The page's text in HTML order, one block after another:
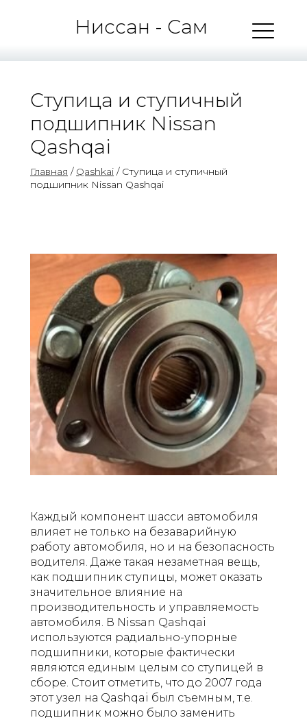
Ниссан - Сам
Ступица и ступичный
подшипник Nissan
Qashqai
Главная / Qashkai / Ступица и ступичный
подшипник Nissan Qashqai
Каждый компонент шасси автомобиля
влияет не только на безаварийную
работу автомобиля, но и на безопасность
водителя. Даже такая незаметная вещь,
как подшипник ступицы, может оказать
значительное влияние на
производительность и управляемость
автомобиля. В Nissan Qashqai
используются радиально-упорные
подшипники, которые фактически
являются единым целым со ступицей в
сборе. Стоит отметить, что до 2007 года
этот узел на Qashqai был съемным, т.е.
подшипник можно было заменить